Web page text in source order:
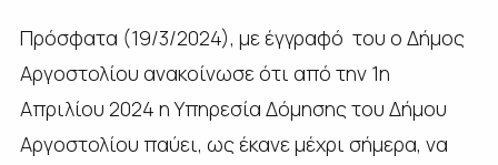
Πρόσφατα (19/3/2024), με έγγραφό του ο Δήμος
Αργοστολίου ανακοίνωσε ότι από την 1η
Απριλίου 2024 η Υπηρεσία Δόμησης του Δήμου
Αργοστολίου παύει, ως έκανε μέχρι σήμερα, να